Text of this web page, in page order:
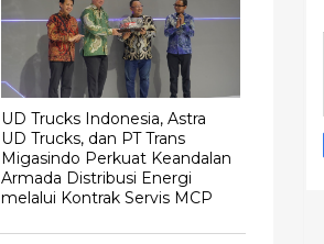
UD Trucks Indonesia, Astra
UD Trucks, dan PT Trans
Migasindo Perkuat Keandalan
Armada Distribusi Energi
melalui Kontrak Servis MCP